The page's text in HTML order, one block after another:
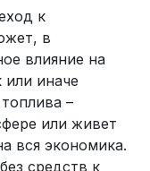
к
в
влияние на
или иначе
–
или живет
вся экономика.
средств к